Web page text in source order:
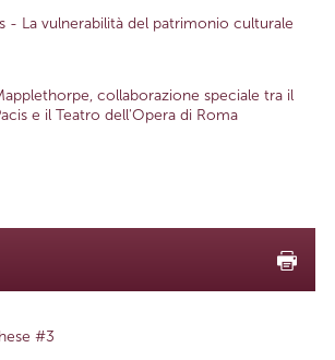
- La vulnerabilità del patrimonio culturale
collaborazione speciale tra il
e il Teatro dell'Opera di Roma
#3